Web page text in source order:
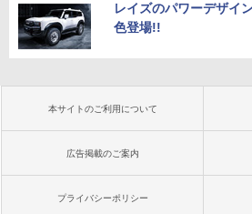
レイズのパワーデザイ
色登場!!
本サイトのご利用について
広告掲載のご案内
プライバシーポリシー